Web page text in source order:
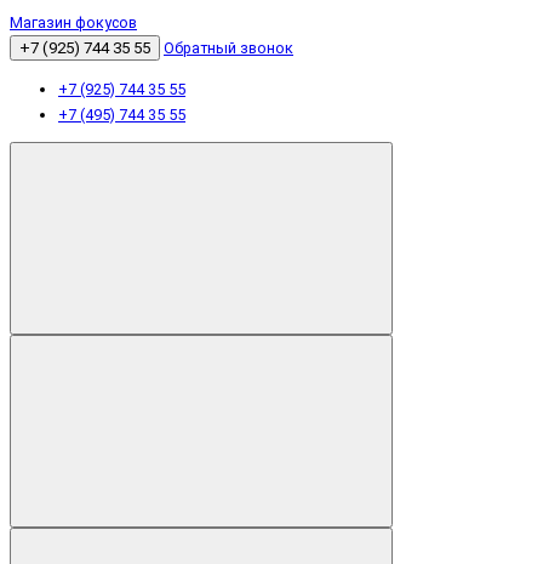
Магазин фокусов
+7 (925) 744 35 55
Обратный звонок
+7 (925) 744 35 55
+7 (495) 744 35 55